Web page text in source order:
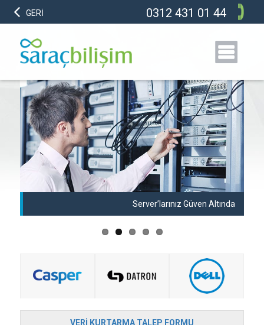
GERİ 0312 431 01 44
Server’larınız Güven Altında
VERI KURTARMA TALEP FORMU